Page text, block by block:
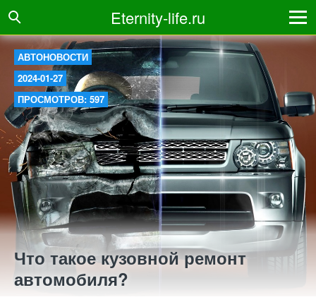
Eternity-life.ru
АВТОНОВОСТИ
2024-01-27
ПРОСМОТРОВ: 597
Что такое кузовной ремонт
автомобиля?